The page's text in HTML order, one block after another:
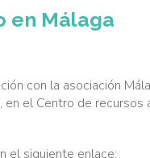
en Málaga
con la asociación
en el Centro de
el siguiente enlace: